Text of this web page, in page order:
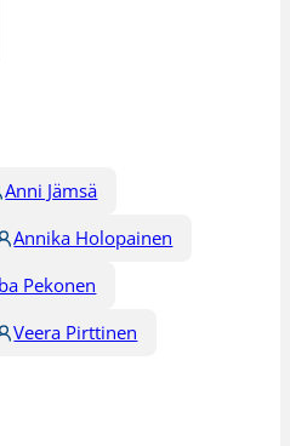
Anni Jämsä
Annika Holopainen
Pekonen
Veera Pirttinen